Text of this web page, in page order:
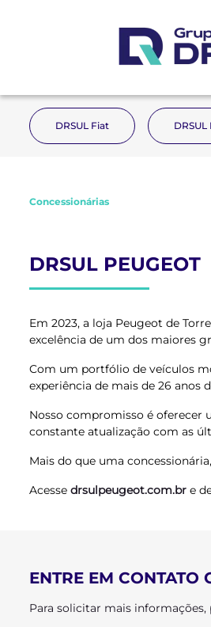
DRSUL Fiat DRSUL
Concessionárias
DRSUL PEUGEOT
Em 2023, a loja Peugeot de
excelência de um dos maiores
Com um portfólio de veículos
experiência de mais de 26 anos
Nosso compromisso é oferecer
constante atualização com as
Mais do que uma
Acesse drsulpeugeot.com.br e
ENTRE EM CONTATO
Para solicitar mais